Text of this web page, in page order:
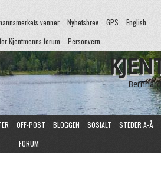
venner Nyhetsbrev GPS
English
Kjentmenns forum Personvern
OFF-POST BLOGGEN SOSIALT
STEDER A-Å
FORUM